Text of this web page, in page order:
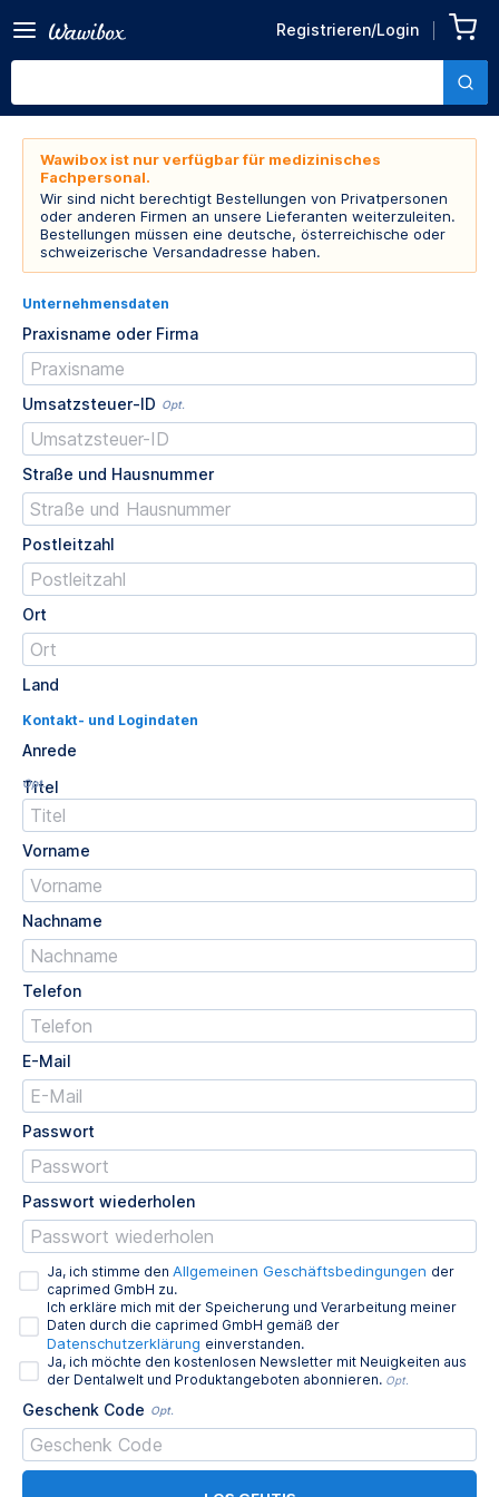
Registrieren/Login
Wawibox ist nur verfügbar für medizinisches
Fachpersonal.
Wir sind nicht berechtigt Bestellungen von Privatpersonen
oder anderen Firmen an unsere Lieferanten weiterzuleiten.
Bestellungen müssen eine deutsche, österreichische oder
schweizerische Versandadresse haben.
Unternehmensdaten
Praxisname oder Firma
Umsatzsteuer-ID Opt.
Straße und Hausnummer
Postleitzahl
Ort
Land
Kontakt- und Logindaten
Anrede
Titel
Opt.
Vorname
Nachname
Telefon
E-Mail
Passwort
Passwort wiederholen
Ja, ich stimme den Allgemeinen Geschäftsbedingungen der
caprimed GmbH zu.
Ich erkläre mich mit der Speicherung und Verarbeitung meiner
Daten durch die caprimed GmbH gemäß der
Datenschutzerklärung einverstanden.
Ja, ich möchte den kostenlosen Newsletter mit Neuigkeiten aus
der Dentalwelt und Produktangeboten abonnieren. Opt.
Geschenk Code Opt.